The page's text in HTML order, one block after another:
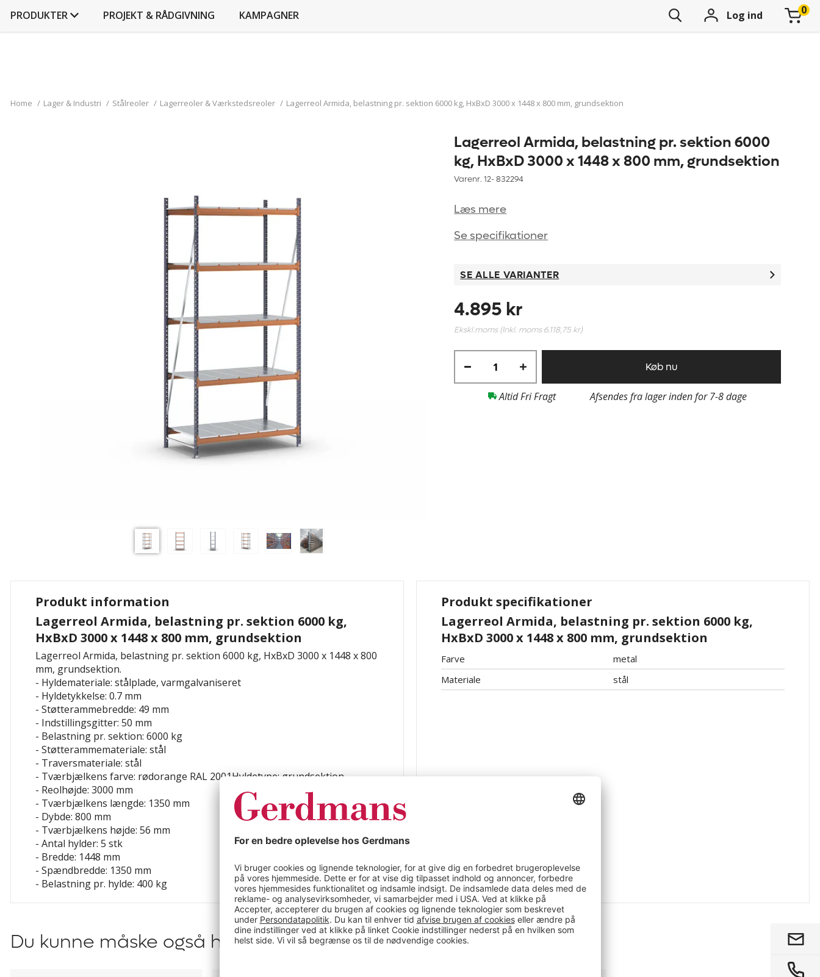
PRODUKTER PROJEKT & RÅDGIVNING KAMPAGNER Log ind
Home / Lager & Industri / Stålreoler / Lagerreoler & Værkstedsreoler / Lagerreol Armida, belastning pr. sektion 6000 kg, HxBxD 3000 x 1448 x 800 mm, grundsektion
Lagerreol Armida, belastning pr. sektion 6000
kg, HxBxD 3000 x 1448 x 800 mm, grundsektion
Varenr. 12-832294
Læs mere
Se specifikationer
SE ALLE VARIANTER
4.895 kr
Ekskl.moms (Inkl. moms6.118,75 kr)
Køb nu
Altid Fri Fragt Afsendes fra lager inden for 7-8 dage
Produkt information
Lagerreol Armida, belastning pr. sektion 6000 kg,
HxBxD 3000 x 1448 x 800 mm, grundsektion
Lagerreol Armida, belastning pr. sektion 6000 kg, HxBxD 3000 x 1448 x 800
mm, grundsektion.
- Hyldemateriale: stålplade, varmgalvaniseret
- Hyldetykkelse: 0.7 mm
- Støtterammebredde: 49 mm
- Indstillingsgitter: 50 mm
- Belastning pr. sektion: 6000 kg
- Støtterammemateriale: stål
- Traversmateriale: stål
- Tværbjælkens farve: rødorange RAL 2001Hyldetype: grundsektion
- Reolhøjde: 3000 mm
- Tværbjælkens længde: 1350 mm
- Dybde: 800 mm
- Tværbjælkens højde: 56 mm
- Antal hylder: 5 stk
- Bredde: 1448 mm
- Spændbredde: 1350 mm
- Belastning pr. hylde: 400 kg
Produkt specifikationer
Lagerreol Armida, belastning pr. sektion 6000 kg,
HxBxD 3000 x 1448 x 800 mm, grundsektion
Farve
metal
Materiale
stål
Du kunne måske også have brug for?